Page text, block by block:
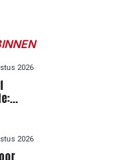
2026
2026